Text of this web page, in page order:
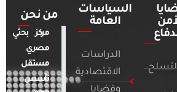
السياسات
العامة
الدراسات
الاقتصادية
من نحن
مركز بحثي
مصري
مستقل
تأسس